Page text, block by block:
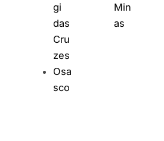
gi
das
Cru
zes
Osa
sco
Min
as